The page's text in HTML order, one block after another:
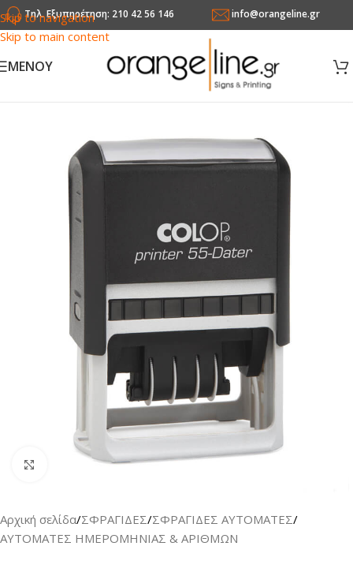
Skip to navigation
Skip to main content
Τηλ. Εξυπηρέτηση: 210 42 56 146 info@orangeline.gr
MENOY
Κλικ για μεγέθυνση
Αρχική σελίδα/ΣΦΡΑΓΙΔΕΣ/ΣΦΡΑΓΙΔΕΣ ΑΥΤΟΜΑΤΕΣ/
ΑΥΤΟΜΑΤΕΣ ΗΜΕΡΟΜΗΝΙΑΣ & ΑΡΙΘΜΩΝ